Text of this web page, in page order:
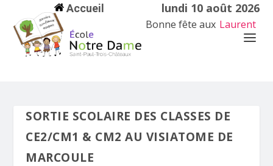
Accueil lundi 10 août 2026
Bonne fête aux Laurent
SORTIE SCOLAIRE DES CLASSES DE
CE2/CM1 & CM2 AU VISIATOME DE
MARCOULE